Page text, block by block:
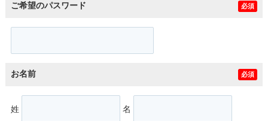
ご希望のパスワード 必須
お名前 必須
姓 名